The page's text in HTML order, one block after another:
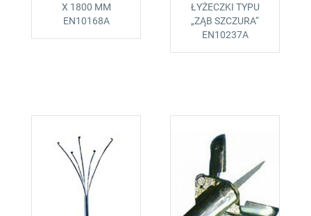
X 1800 MM
EN10168A
ŁYŻECZKI TYPU
„ZĄB SZCZURA“
EN10237A